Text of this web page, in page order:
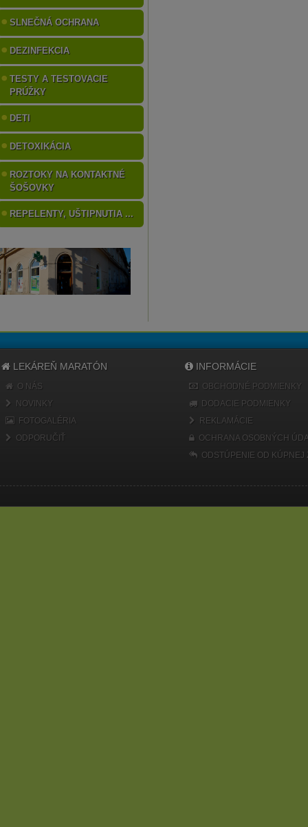
SLNEČNÁ OCHRANA
DEZINFEKCIA
TESTY A TESTOVACIE
PRÚŽKY
DETI
DETOXIKÁCIA
ROZTOKY NA KONTAKTNÉ
ŠOŠOVKY
REPELENTY, UŠTIPNUTIA ...
LEKÁREŇ MARATÓN
O NÁS
NOVINKY
FOTOGALÉRIA
ODPORUČIŤ
INFORMÁCIE
OBCHODNÉ PODMIENKY
DODACIE PODMIENKY
REKLAMÁCIE
OCHRANA OSOBNÝCH
ODSTÚPENIE OD KÚPNEJ